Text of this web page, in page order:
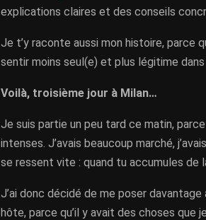
explications claires et des conseils
Je t’y raconte aussi mon histoire, parce
sentir moins seul(e) et plus légitime dans
Voilà, troisième jour à Milan…
Je suis partie un peu tard ce matin,
intenses. J’avais beaucoup marché,
se ressent vite : quand tu accumules de
J’ai donc décidé de me poser davantage
hôte, parce qu’il y avait des choses que